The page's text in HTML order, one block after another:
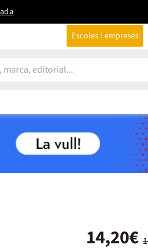
Escoles i empreses
14,20€